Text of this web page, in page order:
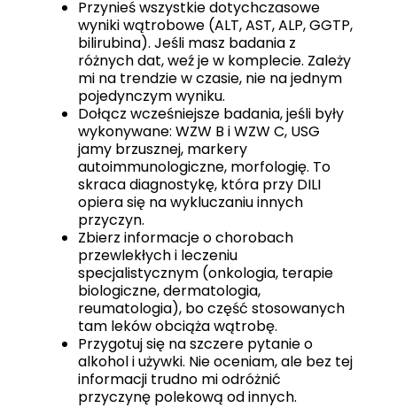
Przynieś wszystkie dotychczasowe
wyniki wątrobowe (ALT, AST, ALP, GGTP,
bilirubina). Jeśli masz badania z
różnych dat, weź je w komplecie. Zależy
mi na trendzie w czasie, nie na jednym
pojedynczym wyniku.
Dołącz wcześniejsze badania, jeśli były
wykonywane: WZW B i WZW C, USG
jamy brzusznej, markery
autoimmunologiczne, morfologię. To
skraca diagnostykę, która przy DILI
opiera się na wykluczaniu innych
przyczyn.
Zbierz informacje o chorobach
przewlekłych i leczeniu
specjalistycznym (onkologia, terapie
biologiczne, dermatologia,
reumatologia), bo część stosowanych
tam leków obciąża wątrobę.
Przygotuj się na szczere pytanie o
alkohol i używki. Nie oceniam, ale bez tej
informacji trudno mi odróżnić
przyczynę polekową od innych.